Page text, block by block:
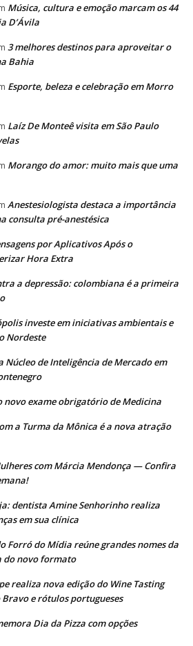
Música, cultura e emoção marcam os 44
D’Ávila
3 melhores destinos para aproveitar o
Bahia
Esporte, beleza e celebração em Morro
Laíz De Monteê visita em São Paulo
Morango do amor: muito mais que uma
Anestesiologista destaca a importância
consulta pré-anestésica
por Aplicativos Após o
Hora Extra
a depressão: colombiana é a primeira
investe em iniciativas ambientais e
Nordeste
Núcleo de Inteligência de Mercado em
novo exame obrigatório de Medicina
a Turma da Mônica é a nova atração
com Márcia Mendonça — Confira
dentista Amine Senhorinho realiza
em sua clínica
Forró do Mídia reúne grandes nomes da
do novo formato
realiza nova edição do Wine Tasting
e rótulos portugueses
Dia da Pizza com opções